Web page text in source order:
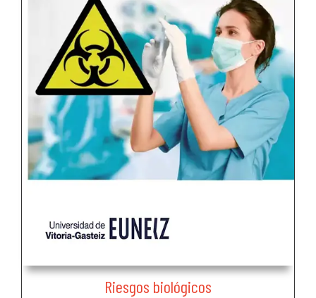
Riesgos biológicos